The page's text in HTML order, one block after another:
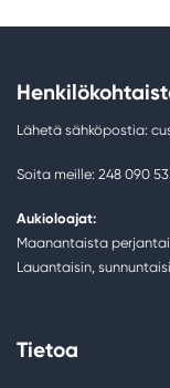
Lähetä sähköpostia:
Soita meille: 248 090
Aukioloajat:
Maanantaista
Lauantaisin,
Tietoa